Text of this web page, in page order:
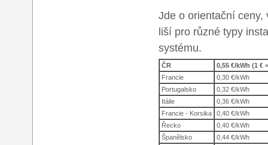
Jde o orientační ceny,
liší pro různé typy
systému.
ČR
0,55 €/kWh (1 €
Francie
0,30 €/kWh
Portugalsko
0,32 €/kWh
Itálie
0,36 €/kWh
Francie - Korsika
0,40 €/kWh
Řecko
0,40 €/kWh
Španělsko
0,44 €/kWh